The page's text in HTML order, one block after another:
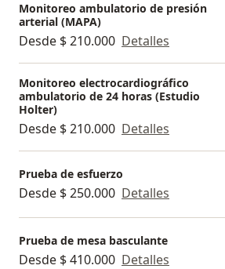
Monitoreo ambulatorio de presión
arterial (MAPA)
Desde $ 210.000 Detalles
Monitoreo electrocardiográfico
ambulatorio de 24 horas (Estudio
Holter)
Desde $ 210.000 Detalles
Prueba de esfuerzo
Desde $ 250.000 Detalles
Prueba de mesa basculante
Desde $ 410.000 Detalles